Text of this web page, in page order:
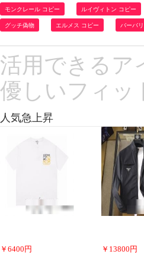
モンクレール コピー ルイヴィトン コピー
グッチ偽物 エルメス コピー バーバ
活用できるア
優しいフィッ
人気急上昇
￥ 6400 円 ￥ 13800 円